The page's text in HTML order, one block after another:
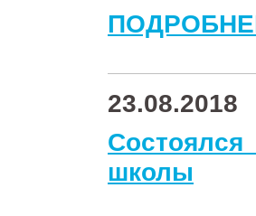
23.08.2018
школы